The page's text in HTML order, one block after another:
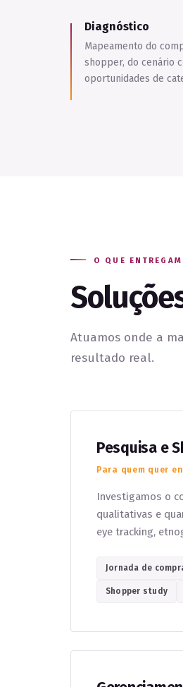
Diagnóstico
Mapeamento do
shopper, do cenário
oportunidades de
O QUE
Atuamos onde a
resultado real.
Pesquisa e
Para quem quer
Investigamos o
qualitativas e
eye tracking,
Jornada de
Shopper study